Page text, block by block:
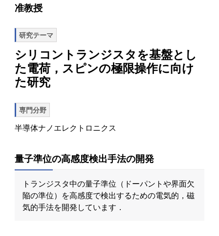
准教授
研究テーマ
シリコントランジスタを基盤とし
た電荷，スピンの極限操作に向け
た研究
専門分野
半導体ナノエレクトロニクス
量子準位の高感度検出手法の開発
トランジスタ中の量子準位（ドーパントや界面欠
陥の準位）を高感度で検出するための電気的，磁
気的手法を開発しています．